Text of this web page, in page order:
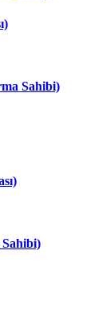
Sahibi)